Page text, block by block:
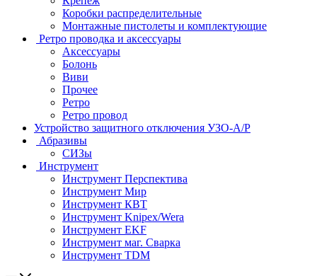
Коробки распределительные
Монтажные пистолеты и комплектующие
Ретро проводка и аксессуары
Аксессуары
Болонь
Виви
Прочее
Ретро
Ретро провод
Устройство защитного отключения УЗО-А/Р
Абразивы
СИЗы
Инструмент
Инструмент Перспектива
Инструмент Мир
Инструмент КВТ
Инструмент Knipex/Wera
Инструмент EKF
Инструмент маг. Сварка
Инструмент TDM